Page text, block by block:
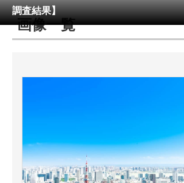
メディア
注目記事を集めた総合ページ
スマホと通信の最新トレンド
ビジネスと働き方のヒント
調査結果】
画像一覧